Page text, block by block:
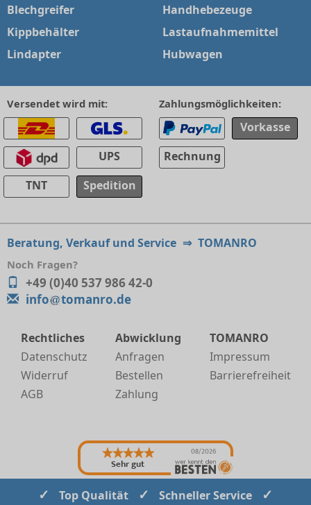
Blechgreifer
Kippbehälter
Lindapter
Handhebezeuge
Lastaufnahmemittel
Hubwagen
Versendet wird mit:
UPS
TNT
Spedition
Zahlungsmöglichkeiten:
Vorkasse
Rechnung
Beratung, Verkauf und Service ⇒ TOMANRO
Noch Fragen?
+49 (0)40 537 986 42-0
info
tomanro.de
Rechtliches
Datenschutz
Widerruf
AGB
Abwicklung
Anfragen
Bestellen
Zahlung
TOMANRO
Impressum
Barrierefreiheit
Sehr gut
08/2026
✓ Top Qualität ✓ Schneller Service ✓